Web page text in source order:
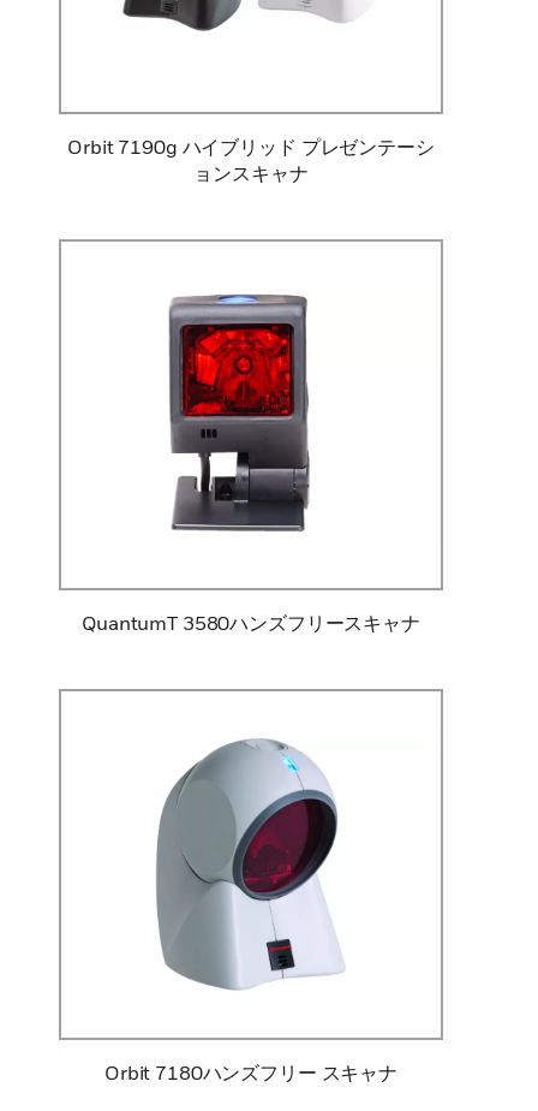
Orbit 7190g ハイブリッド プレゼンテーシ
ョンスキャナ
QuantumT 3580ハンズフリースキャナ
Orbit 7180ハンズフリー スキャナ